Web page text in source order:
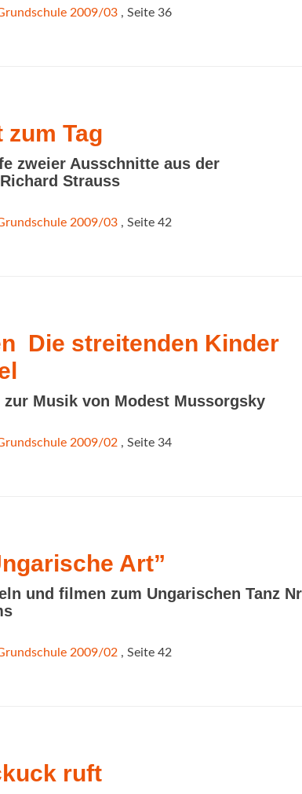
2009/03 , Seite 36
zum Tag
zweier Ausschnitte aus der
Strauss
2009/03 , Seite 42
 Die streitenden Kinder
Musik von Modest Mussorgsky
2009/02 , Seite 34
Art”
und filmen zum Ungarischen Tanz
2009/02 , Seite 42
ruft